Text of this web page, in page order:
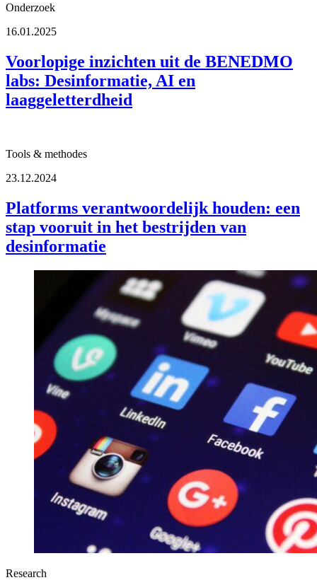
Onderzoek
16.01.2025
Voorlopige inzichten uit de BENEDMO
labs: Desinformatie, AI en
laaggeletterdheid
Tools & methodes
23.12.2024
Platforms verantwoordelijk houden: een
stap vooruit in het bestrijden van
desinformatie
Research